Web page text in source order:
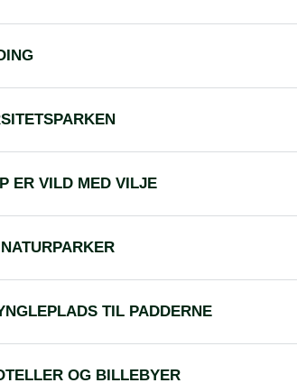
ER VILD MED VILJE
TIL PADDERNE
OG BILLEBYER